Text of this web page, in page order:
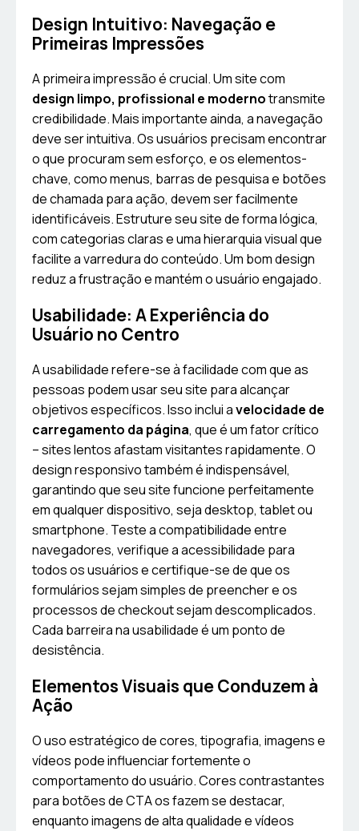
Design Intuitivo: Navegação e
Primeiras Impressões
A primeira impressão é crucial. Um site com
design limpo, profissional e modernotransmite
credibilidade. Mais importante ainda, a navegação
deve ser intuitiva. Os usuários precisam encontrar
o que procuram sem esforço, e os elementos-
chave, como menus, barras de pesquisa e botões
de chamada para ação, devem ser facilmente
identificáveis. Estruture seu site de forma lógica,
com categorias claras e uma hierarquia visual que
facilite a varredura do conteúdo. Um bom design
reduz a frustração e mantém o usuário engajado.
Usabilidade: A Experiência do
Usuário no Centro
A usabilidade refere-se à facilidade com que as
pessoas podem usar seu site para alcançar
objetivos específicos. Isso inclui avelocidade de
carregamento da página, que é um fator crítico
– sites lentos afastam visitantes rapidamente. O
design responsivo também é indispensável,
garantindo que seu site funcione perfeitamente
em qualquer dispositivo, seja desktop, tablet ou
smartphone. Teste a compatibilidade entre
navegadores, verifique a acessibilidade para
todos os usuários e certifique-se de que os
formulários sejam simples de preencher e os
processos de checkout sejam descomplicados.
Cada barreira na usabilidade é um ponto de
desistência.
Elementos Visuais que Conduzem à
Ação
O uso estratégico de cores, tipografia, imagens e
vídeos pode influenciar fortemente o
comportamento do usuário. Cores contrastantes
para botões de CTA os fazem se destacar,
enquanto imagens de alta qualidade e vídeos